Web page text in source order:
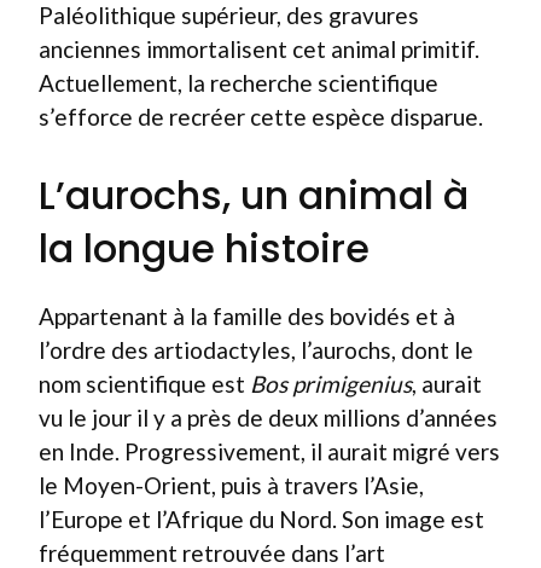
Paléolithique supérieur, des gravures
anciennes immortalisent cet animal primitif.
Actuellement, la recherche scientifique
s’efforce de recréer cette espèce disparue.
L’aurochs, un animal à
la longue histoire
Appartenant à la famille des bovidés et à
l’ordre des artiodactyles, l’aurochs, dont le
nom scientifique est Bos primigenius, aurait
vu le jour il y a près de deux millions d’années
en Inde. Progressivement, il aurait migré vers
le Moyen-Orient, puis à travers l’Asie,
l’Europe et l’Afrique du Nord. Son image est
fréquemment retrouvée dans l’art